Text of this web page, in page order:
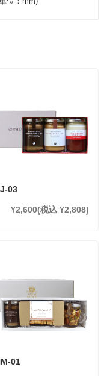
03
¥2,600(税込 ¥2,808)
01